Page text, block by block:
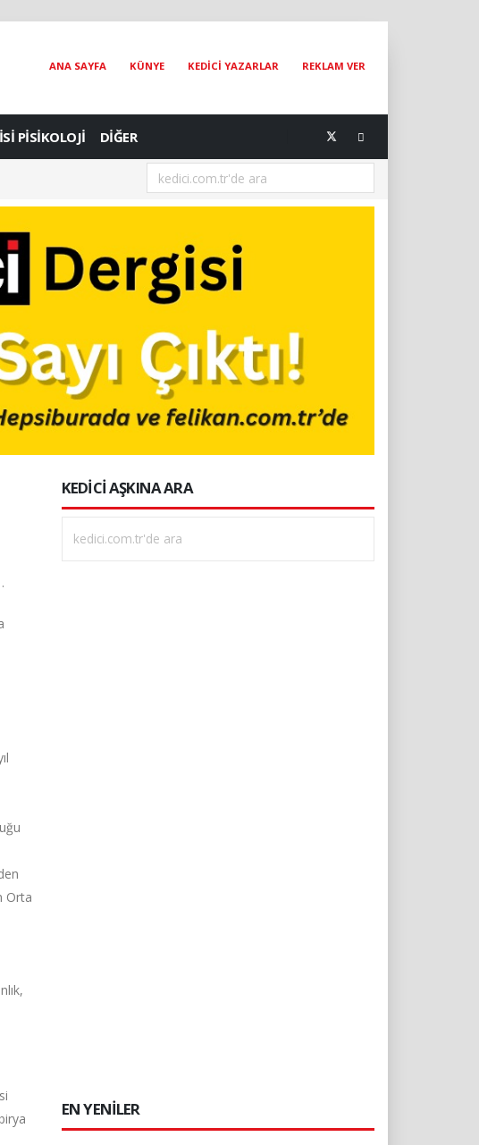
ANA SAYFA KÜNYE KEDİCİ YAZARLAR REKLAM VER
PİSİKOLOJİ DİĞER
[04.08.2026] The Catographer Nils Jacobi : Dünyanın En Ünlü Kedi
Orta
KEDİCİ AŞKINA ARA
EN YENİLER